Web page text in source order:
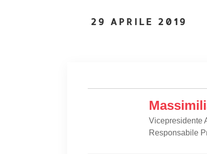
29 APRILE 2019
Vicepresidente
Responsabile